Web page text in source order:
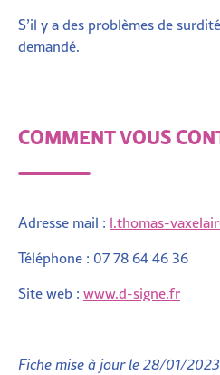
S’il y a des problèmes de
demandé.
COMMENT VOUS
Adresse mail : l.thomas-
Téléphone : 07 78 64 46 36
Site web : www.d-signe.fr
Fiche mise à jour le 28/01/